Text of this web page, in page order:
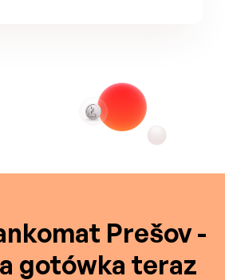
Prešov -
gotówka teraz